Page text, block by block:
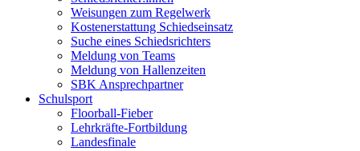
Weisungen zum Regelwerk
Kostenerstattung Schiedseinsatz
Suche eines Schiedsrichters
Meldung von Teams
Meldung von Hallenzeiten
SBK Ansprechpartner
Schulsport
Floorball-Fieber
Lehrkräfte-Fortbildung
Landesfinale